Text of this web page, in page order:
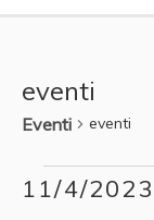
eventi
Eventi eventi
Eventi
11/4/2023